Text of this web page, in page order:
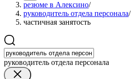
резюме в Алексино/
руководитель отдела персонала/
частичная занятость
руководитель отдела персонала